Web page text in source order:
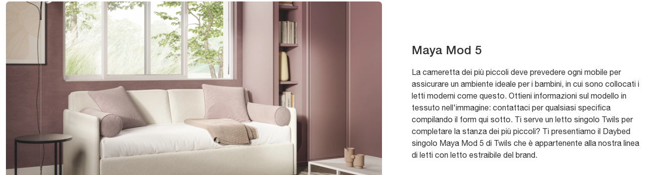
Maya Mod 5
La cameretta dei più piccoli deve prevedere ogni mobile per
assicurare un ambiente ideale per i bambini, in cui sono collocati i
letti moderni come questo. Ottieni informazioni sul modello in
tessuto nell'immagine: contattaci per qualsiasi specifica
compilando il form qui sotto. Ti serve un letto singolo Twils per
completare la stanza dei più piccoli? Ti presentiamo il Daybed
singolo Maya Mod 5 di Twils che è appartenente alla nostra linea
di letti con letto estraibile del brand.